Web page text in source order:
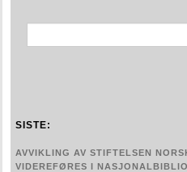
JAZZ I NORGE
Jazz 1920-1940
SISTE:
AVVIKLING AV STIFTELSEN
VIDEREFØRES I